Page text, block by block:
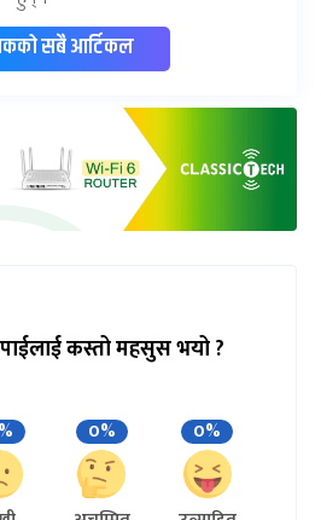
सबै आर्टिकल
कस्तो महसुस भयो ?
0% 0%